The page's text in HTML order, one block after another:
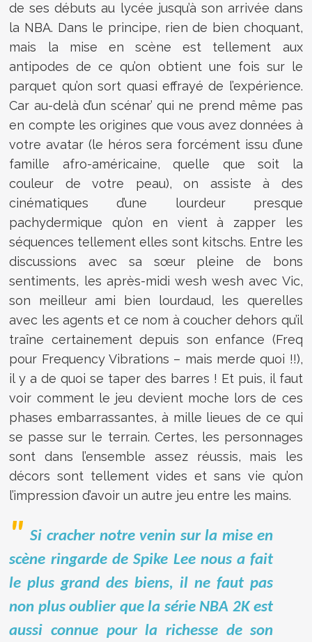
de ses débuts au lycée jusqu’à son arrivée dans
la NBA. Dans le principe, rien de bien choquant,
mais la mise en scène est tellement aux
antipodes de ce qu’on obtient une fois sur le
parquet qu’on sort quasi effrayé de l’expérience.
Car au-delà d’un scénar’ qui ne prend même pas
en compte les origines que vous avez données à
votre avatar (le héros sera forcément issu d’une
famille afro-américaine, quelle que soit la
couleur de votre peau), on assiste à des
cinématiques d’une lourdeur presque
pachydermique qu’on en vient à zapper les
séquences tellement elles sont kitschs. Entre les
discussions avec sa sœur pleine de bons
sentiments, les après-midi wesh wesh avec Vic,
son meilleur ami bien lourdaud, les querelles
avec les agents et ce nom à coucher dehors qu’il
traîne certainement depuis son enfance (Freq
pour Frequency Vibrations – mais merde quoi !!),
il y a de quoi se taper des barres ! Et puis, il faut
voir comment le jeu devient moche lors de ces
phases embarrassantes, à mille lieues de ce qui
se passe sur le terrain. Certes, les personnages
sont dans l’ensemble assez réussis, mais les
décors sont tellement vides et sans vie qu’on
l’impression d’avoir un autre jeu entre les mains.
Si cracher notre venin sur la mise en
scène ringarde de Spike Lee nous a fait
le plus grand des biens, il ne faut pas
non plus oublier que la série NBA 2K est
aussi connue pour la richesse de son